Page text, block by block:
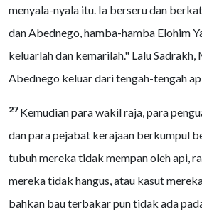
menyala-nyala itu. Ia berseru dan
dan Abednego, hamba-hamba Elohim
keluarlah dan kemarilah." Lalu Sadrakh,
Abednego keluar dari tengah-tengah
27 Kemudian para wakil raja, para
dan para pejabat kerajaan berkumpul
tubuh mereka tidak mempan oleh api,
mereka tidak hangus, atau kasut
bahkan bau terbakar pun tidak ada